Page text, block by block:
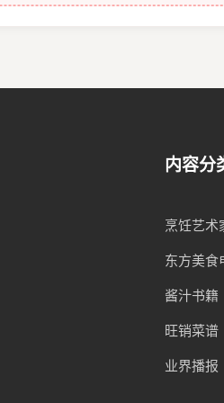
内容分
烹饪艺术
东方美食
酱汁书籍
旺销菜谱
业界播报